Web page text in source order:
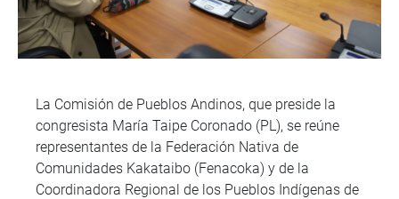
La Comisión de Pueblos Andinos, que preside la
congresista María Taipe Coronado (PL), se reúne
representantes de la Federación Nativa de
Comunidades Kakataibo (Fenacoka) y de la
Coordinadora Regional de los Pueblos Indígenas de